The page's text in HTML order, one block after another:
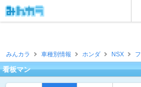
みんカラ 車種別情報 ホンダ NSX
看板マン